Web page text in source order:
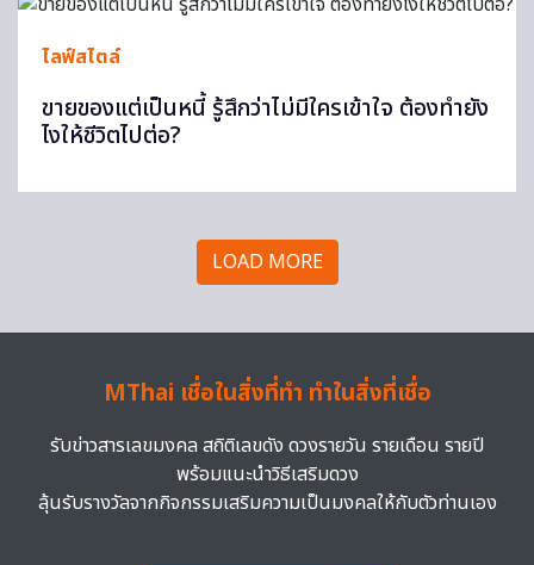
ไลฟ์สไตล์
ขายของแต่เป็นหนี้ รู้สึกว่าไม่มีใครเข้าใจ ต้องทำยัง
ไงให้ชีวิตไปต่อ?
LOAD MORE
MThai เชื่อในสิ่งที่ทำ ทำในสิ่งที่เชื่อ
รับข่าวสารเลขมงคล สถิติเลขดัง ดวงรายวัน รายเดือน รายปี
พร้อมแนะนำวิธีเสริมดวง
ลุ้นรับรางวัลจากกิจกรรมเสริมความเป็นมงคลให้กับตัวท่านเอง